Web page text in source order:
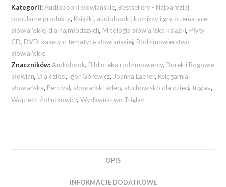
Kategorii:Audiobooki słowiańskie, Bestsellery - Najbardziej
popularne produkty, Książki, audiobooki, komiksy i gry o tematyce
słowiańskiej dla najmłodszych, Mitologia słowiańska książki, Płyty
CD, DVD, kasety o tematyce słowiańskiej, Rodzimowierstwo
słowiańskie
Znaczników:Audiobook, Biblioteka rodzimowiercy, Borek i Bogowie
Słowian, Dla dzieci, Igor Górewicz, Joanna Lacher, Księgarnia
słowiańska, Percival, słowiański sklep, słuchowisko dla dzieci, triglav,
Wojciech Żołądkowicz,Wydawnictwo Triglav
OPIS
INFORMACJE DODATKOWE